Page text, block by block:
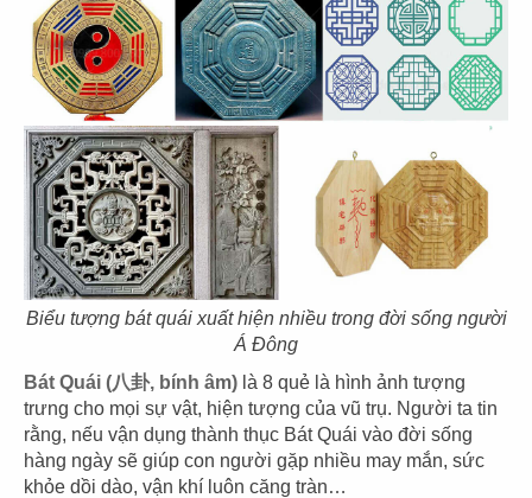
Biểu tượng bát quái xuất hiện nhiều trong đời sống người
Á Đông
Bát Quái (八卦, bính âm) là 8 quẻ là hình ảnh tượng
trưng cho mọi sự vật, hiện tượng của vũ trụ. Người ta tin
rằng, nếu vận dụng thành thục Bát Quái vào đời sống
hàng ngày sẽ giúp con người gặp nhiều may mắn, sức
khỏe dồi dào, vận khí luôn căng tràn…
THIẾT KẾ THI CÔNG NHÀ HÀNG HOA
LẨU XÔNG HƠI
Chủ đầu tư: Nhà hàng Lẩu Xông Hơi
Diện tích: 350 m2
CHI TIẾT